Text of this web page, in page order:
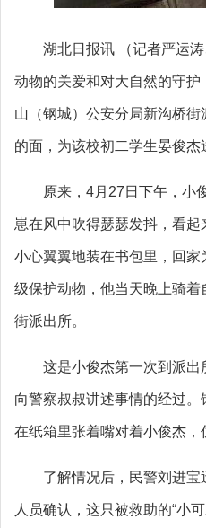
湖北日报讯 （记者严运
动物的关爱和对大自然的守
山（钢城）公安分局新沟桥
的面，为该校初二学生晏俊
原来，4月27日下午，小
崽在风中吹得瑟瑟发抖，看
小心翼翼地装在书包里，回
级保护动物，他当天晚上骑
街派出所。
这是小俊杰第一次到派
向警察叔叔讲述事情的经过
在纸箱里张着嘴对着小俊杰，
了解情况后，民警刘进
人员确认，这只被救助的“小